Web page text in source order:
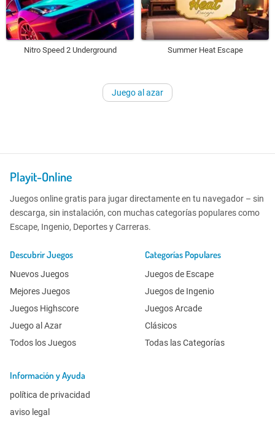
Nitro Speed 2 Underground Summer Heat Escape
Juego al azar
Playit-Online
Juegos online gratis para jugar directamente en tu navegador – sin
descarga, sin instalación, con muchas categorías populares como
Escape, Ingenio, Deportes y Carreras.
Descubrir Juegos
Nuevos Juegos
Mejores Juegos
Juegos Highscore
Juego al Azar
Todos los Juegos
Categorías Populares
Juegos de Escape
Juegos de Ingenio
Juegos Arcade
Clásicos
Todas las Categorías
Información y Ayuda
política de privacidad
aviso legal